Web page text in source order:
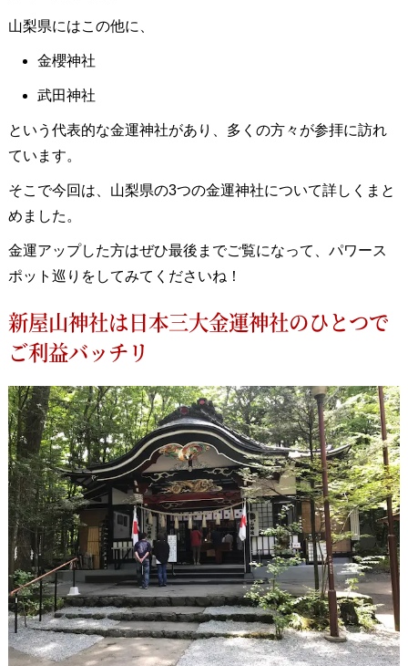
山梨県にはこの他に、
金櫻神社
武田神社
という代表的な金運神社があり、多くの方々が参拝に訪れ
ています。
そこで今回は、山梨県の3つの金運神社について詳しくまと
めました。
金運アップした方はぜひ最後までご覧になって、パワース
ポット巡りをしてみてくださいね！
新屋山神社は日本三大金運神社のひとつで
ご利益バッチリ